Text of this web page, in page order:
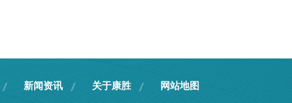
新闻资讯 关于康胜 网站地图